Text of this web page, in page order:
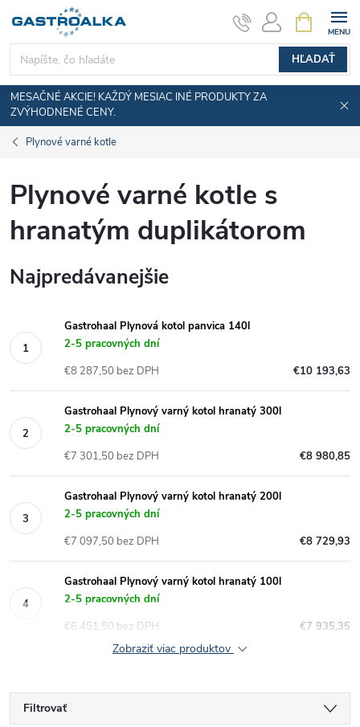
obsah
HĽADAŤ
KOŠÍK
MESAČNÉ AKCIE! KAŽDÝ MESIAC INÉ PRODUKTY ZA
ZVÝHODNENÉ CENY.
Plynové varné kotle
Plynové varné kotle s
hranatým duplikátorom
Najpredávanejšie
Gastrohaal Plynová kotol panvica 140l
2-5 pracovných dní
€10 193,63
€8 287,50 bez DPH
Gastrohaal Plynový varný kotol hranatý 300l
2-5 pracovných dní
€8 980,85
€7 301,50 bez DPH
Gastrohaal Plynový varný kotol hranatý 200l
2-5 pracovných dní
€8 729,93
€7 097,50 bez DPH
Gastrohaal Plynový varný kotol hranatý 100l
2-5 pracovných dní
€7 935,35
€6 451,50 bez DPH
Zobraziť viac produktov
Filtrovať